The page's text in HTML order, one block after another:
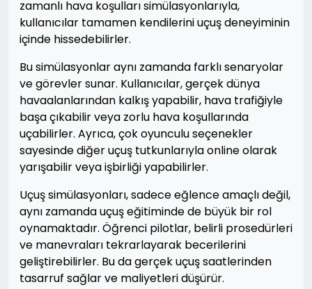
zamanlı hava koşulları simülasyonlarıyla,
kullanıcılar tamamen kendilerini uçuş deneyiminin
içinde hissedebilirler.
Bu simülasyonlar aynı zamanda farklı senaryolar
ve görevler sunar. Kullanıcılar, gerçek dünya
havaalanlarından kalkış yapabilir, hava trafiğiyle
başa çıkabilir veya zorlu hava koşullarında
uçabilirler. Ayrıca, çok oyunculu seçenekler
sayesinde diğer uçuş tutkunlarıyla online olarak
yarışabilir veya işbirliği yapabilirler.
Uçuş simülasyonları, sadece eğlence amaçlı değil,
aynı zamanda uçuş eğitiminde de büyük bir rol
oynamaktadır. Öğrenci pilotlar, belirli prosedürleri
ve manevraları tekrarlayarak becerilerini
geliştirebilirler. Bu da gerçek uçuş saatlerinden
tasarruf sağlar ve maliyetleri düşürür.